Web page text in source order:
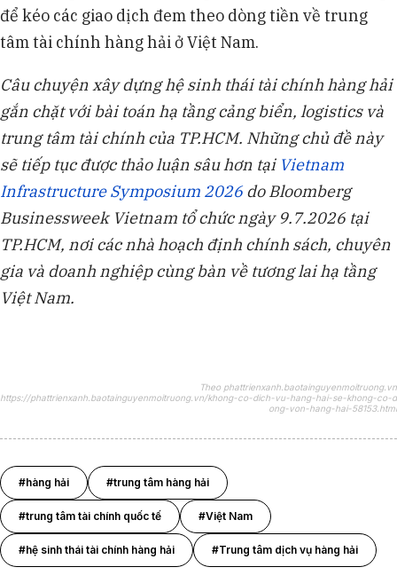
để kéo các giao dịch đem theo dòng tiền về trung
tâm tài chính hàng hải ở Việt Nam.
Câu chuyện xây dựng hệ sinh thái tài chính hàng hải
gắn chặt với bài toán hạ tầng cảng biển, logistics và
trung tâm tài chính của TP.HCM. Những chủ đề này
sẽ tiếp tục được thảo luận sâu hơn tại Vietnam
Infrastructure Symposium 2026do Bloomberg
Businessweek Vietnam tổ chức ngày 9.7.2026 tại
TP.HCM, nơi các nhà hoạch định chính sách, chuyên
gia và doanh nghiệp cùng bàn về tương lai hạ tầng
Việt Nam.
Theo phattrienxanh.baotainguyenmoitruong.vn
https://phattrienxanh.baotainguyenmoitruong.vn/khong-co-dich-vu-hang-hai-se-khong-co-d
ong-von-hang-hai-58153.html
#hàng hải #trung tâm hàng hải
#trung tâm tài chính quốc tế #Việt Nam
#hệ sinh thái tài chính hàng hải #Trung tâm dịch vụ hàng hải